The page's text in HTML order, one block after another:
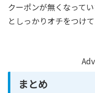
クーポンが無くなって
としっかりオチをつけて
まとめ